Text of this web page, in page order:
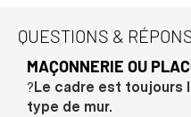
QUESTIONS &
MAÇONNERIE OU
? Le cadre est toujours
type de mur.